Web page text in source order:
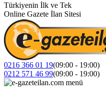
Türkiyenin İlk ve Tek
Online Gazete İlan Sitesi
0216 366 01 19(09:00 - 19:00)
0212 571 46 99(09:00 - 19:00)